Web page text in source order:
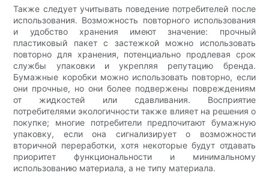
Также следует учитывать поведение потребителей после
использования. Возможность повторного использования
и удобство хранения имеют значение: прочный
пластиковый пакет с застежкой можно использовать
повторно для хранения, потенциально продлевая срок
службы упаковки и укрепляя репутацию бренда.
Бумажные коробки можно использовать повторно, если
они прочные, но они более подвержены повреждениям
от жидкостей или сдавливания. Восприятие
потребителями экологичности также влияет на решения о
покупке; многие потребители предпочитают бумажную
упаковку, если она сигнализирует о возможности
вторичной переработки, хотя некоторые будут отдавать
приоритет функциональности и минимальному
использованию материала, а не типу материала.